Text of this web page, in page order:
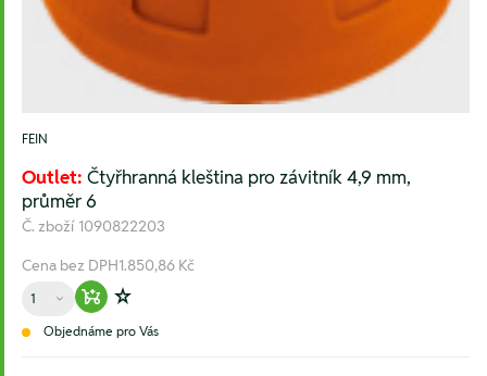
FEIN
Outlet: Čtyřhranná kleština pro závitník 4,9 mm,
průměr 6
Č. zboží 1090822203
Cena bez DPH1.850,86 Kč
Množství
Warenkorb hinzufügen
Zur Wunschliste hinzufügen
Objednáme pro Vás